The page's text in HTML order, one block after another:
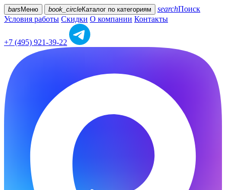
bars Меню book_circleКаталог по категориям searchПоиск
Условия работы Скидки О компании Контакты
+7 (495) 921-39-22